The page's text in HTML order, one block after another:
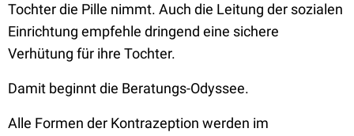
Tochter die Pille nimmt. Auch die Leitung der sozialen
Einrichtung empfehle dringend eine sichere
Verhütung für ihre Tochter.
Damit beginnt die Beratungs-Odyssee.
Alle Formen der Kontrazeption werden im